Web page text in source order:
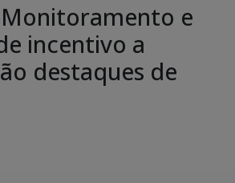
Monitoramento e
incentivo a
destaques de